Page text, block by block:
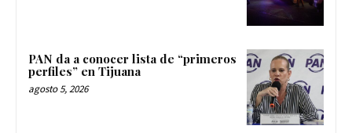
PAN da a conocer lista de “primeros
perfiles” en Tijuana
agosto 5, 2026